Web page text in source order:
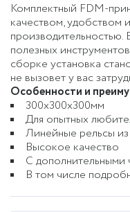
Комплектный FDM-
качеством, удобством
производительностью.
полезных
сборке установка
не вызовет у вас
Особенности и
300x300x300мм
Для опытных
Линейные рельсы
Высокое качество
С дополнительными
В том числе